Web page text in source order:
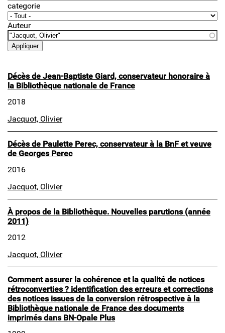
categorie
Auteur
Décès de Jean-Baptiste Giard, conservateur honoraire à
la Bibliothèque nationale de France
2018
Jacquot, Olivier
Décès de Paulette Perec, conservateur à la BnF et veuve
de Georges Perec
2016
Jacquot, Olivier
À propos de la Bibliothèque. Nouvelles parutions (année
2011)
2012
Jacquot, Olivier
Comment assurer la cohérence et la qualité de notices
rétroconverties ? identification des erreurs et corrections
des notices issues de la conversion rétrospective à la
Bibliothèque nationale de France des documents
imprimés dans BN-Opale Plus